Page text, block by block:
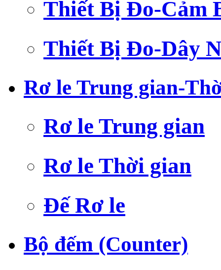
Thiết Bị Đo-Cảm
Thiết Bị Đo-Dây
Rơ le Trung gian-
Rơ le Trung gian
Rơ le Thời gian
Đế Rơ le
Bộ đếm (Counter)